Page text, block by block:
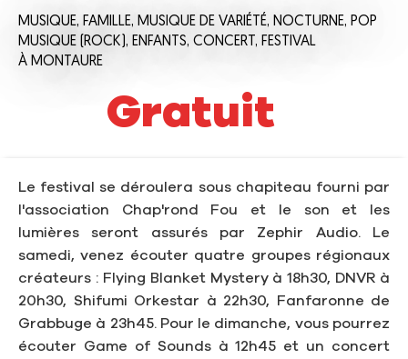
MUSIQUE, FAMILLE, MUSIQUE DE VARIÉTÉ, NOCTURNE, POP
MUSIQUE (ROCK), ENFANTS, CONCERT, FESTIVAL
À MONTAURE
Gratuit
Le festival se déroulera sous chapiteau fourni par
l'association Chap'rond Fou et le son et les
lumières seront assurés par Zephir Audio. Le
samedi, venez écouter quatre groupes régionaux
créateurs : Flying Blanket Mystery à 18h30, DNVR à
20h30, Shifumi Orkestar à 22h30, Fanfaronne de
Grabbuge à 23h45. Pour le dimanche, vous pourrez
écouter Game of Sounds à 12h45 et un concert